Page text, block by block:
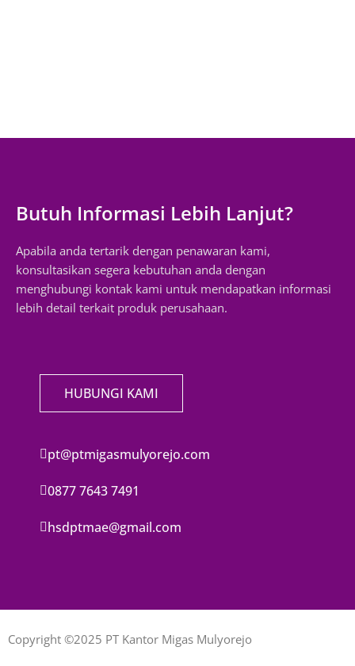
Butuh Informasi Lebih Lanjut?
Apabila anda tertarik dengan penawaran kami,
konsultasikan segera kebutuhan anda dengan
menghubungi kontak kami untuk mendapatkan informasi
lebih detail terkait produk perusahaan.
HUBUNGI KAMI
pt@ptmigasmulyorejo.com
0877 7643 7491
hsdptmae@gmail.com
Copyright ©2025 PT Kantor Migas Mulyorejo